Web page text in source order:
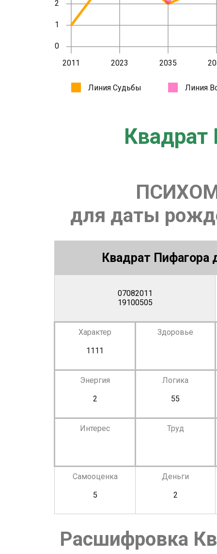
Квадрат
для даты
Квадрат Пифагора
07082011
19100505
Характер
1111
Здоровье
Энергия
2
Логика
55
Интерес Труд
Самооценка
5
Деньги
2
Расшифровка